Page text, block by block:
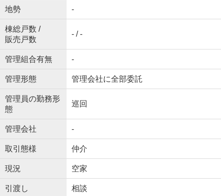
地勢 -
棟総戸数 /
販売戸数
- / -
管理組合有無 -
管理形態 管理会社に全部委託
管理員の勤務形
態
巡回
管理会社 -
取引態様 仲介
現況 空家
引渡し 相談